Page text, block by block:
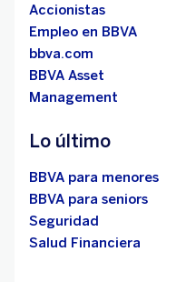
Accionistas
Empleo en BBVA
bbva.com
BBVA Asset
Management
Lo último
BBVA para menores
BBVA para seniors
Seguridad
Salud Financiera